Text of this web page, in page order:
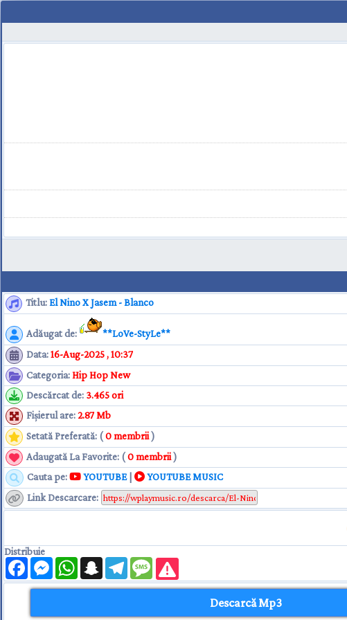
Titlu:El Nino X Jasem - Blanco
Adăugat de:
**LoVe-StyLe**
Data:16-Aug-2025 , 10:37
Categoria:Hip Hop New
Descărcat de: 3.465 ori
Fişierul are:2.87 Mb
Setată Preferată: (0 membrii )
Adaugată La Favorite: (0 membrii)
Cauta pe:
YOUTUBE|
YOUTUBE MUSIC
Link Descarcare:
Distribuie
FacebookMessengerWhatsAppSnapchatTelegramMessage
Descarcă Mp3